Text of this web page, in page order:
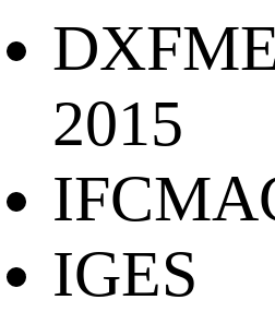
2015
IGES